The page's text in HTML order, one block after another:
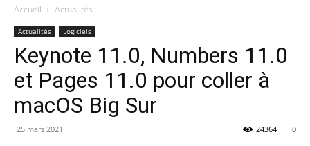
Accueil Actualités
Actualités Logiciels
Keynote 11.0, Numbers 11.0
et Pages 11.0 pour coller à
macOS Big Sur
25 mars 2021 0
24364